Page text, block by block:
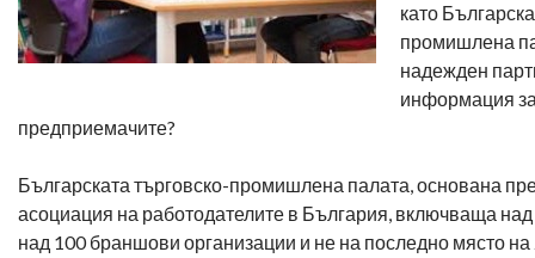
като
промишлена
надежден
информация
предприемачите?
Българската търговско-промишлена палата, основана
асоциация на работодателите в България, включваща
над 100 браншови организации и не на последно място на